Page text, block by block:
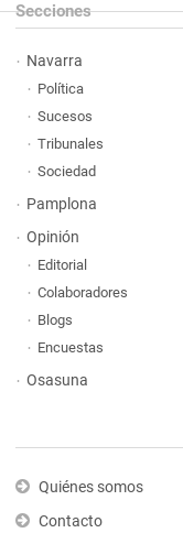
Secciones
Navarra
Política
Sucesos
Tribunales
Sociedad
Pamplona
Opinión
Editorial
Colaboradores
Blogs
Encuestas
Osasuna
Quiénes somos
Contacto